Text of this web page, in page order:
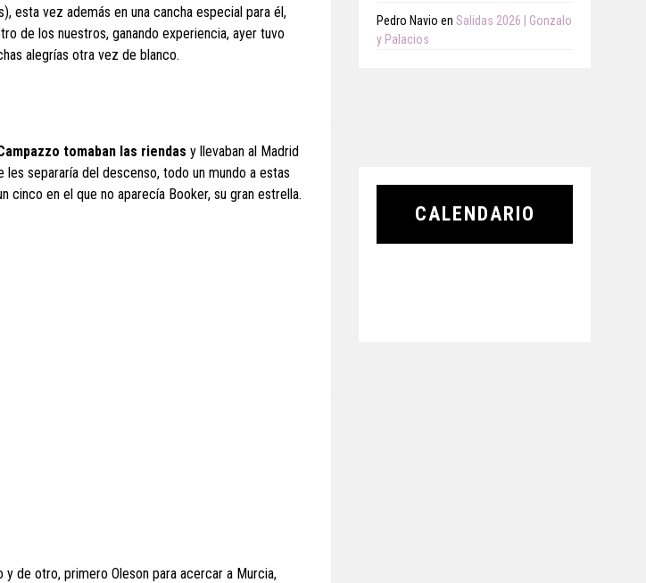
esta vez además en una cancha especial para él,
de los nuestros, ganando experiencia, ayer tuvo
alegrías otra vez de blanco.
tomaban las riendas y llevaban al Madrid
separaría del descenso, todo un mundo a estas
cinco en el que no aparecía Booker, su gran estrella.
y de otro, primero Oleson para acercar a Murcia,
Pedro Navio en Salidas 2026 | Gonzalo
y Palacios
CALENDARIO